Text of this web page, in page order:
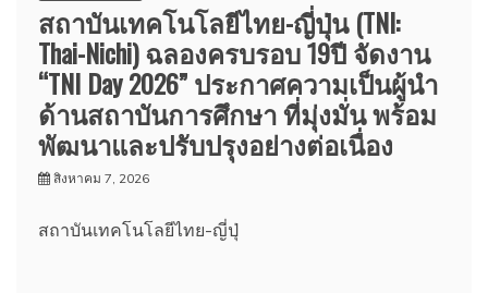
สถาบันเทคโนโลยีไทย-ญี่ปุ่น (TNI:
Thai-Nichi) ฉลองครบรอบ 19ปี จัดงาน
“TNI Day 2026” ประกาศความเป็นผู้นำ
ด้านสถาบันการศึกษา ที่มุ่งมั่น พร้อม
พัฒนาและปรับปรุงอย่างต่อเนื่อง
สิงหาคม 7, 2026
สถาบันเทคโนโลยีไทย-ญี่ปุ่